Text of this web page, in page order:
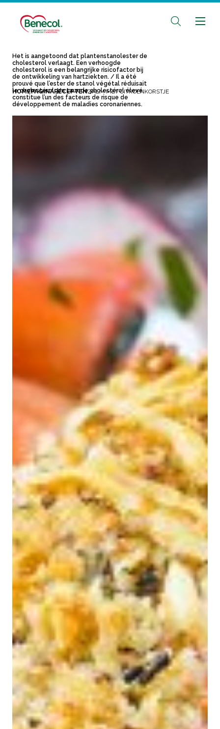
Het is aangetoond dat plantenstanolester de
cholesterol verlaagt. Een verhoogde
cholesterol is een belangrijke risicofactor bij
de ontwikkeling van hartziekten. / Il a été
prouvé que l’ester de stanol végétal réduisait
le cholestérol. Un taux de cholestérol élevé
constitue l’un des facteurs de risque de
développement de maladies coronariennes.
HOMEPAGINARECEPTENZALM MET CITROENKORSTJE